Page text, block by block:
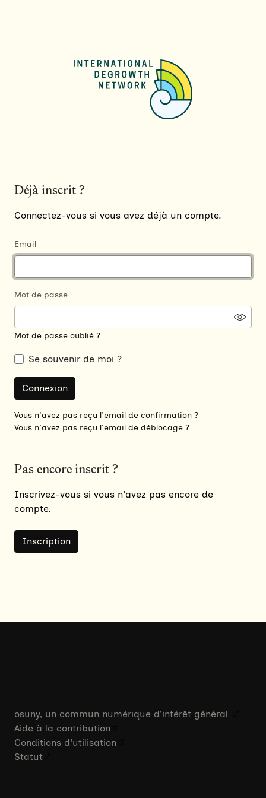
Déjà inscrit ?
Connectez-vous si vous avez déjà un compte.
Email
Mot de passe
Mot de passe oublié ?
Se souvenir de moi ?
Vous n'avez pas reçu l'email de confirmation ?
Vous n'avez pas reçu l'email de déblocage ?
Pas encore inscrit ?
Inscrivez-vous si vous n'avez pas encore de
compte.
Inscription
osuny, un commun numérique d’intérêt général
Aide à la contribution
Conditions d'utilisation
Statut